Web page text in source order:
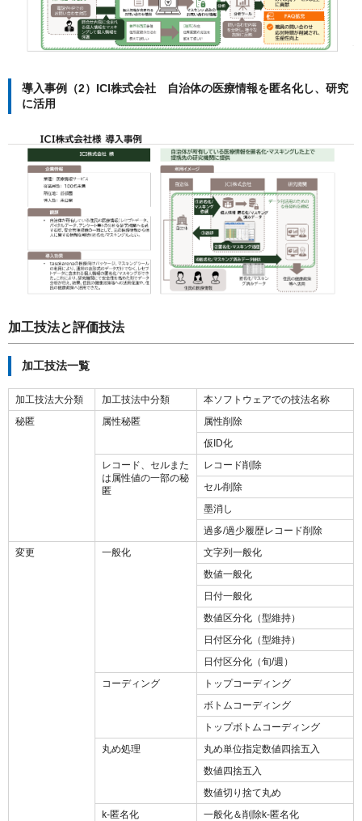
導入事例（2）ICI株式会社 自治体の医療情報を匿名化し、研究
に活用
加工技法と評価技法
加工技法一覧
加工技法大分類 加工技法中分類
本ソフトウェアでの技法名称
秘匿
属性秘匿
属性削除
仮ID化
レコード、セルまた
は属性値の一部の秘
匿
レコード削除
セル削除
墨消し
過多/過少履歴レコード削除
変更
一般化
文字列一般化
数値一般化
日付一般化
数値区分化（型維持）
日付区分化（型維持）
日付区分化（旬/週）
コーディング
トップコーディング
ボトムコーディング
トップボトムコーディング
丸め処理
丸め単位指定数値四捨五入
数値四捨五入
数値切り捨て丸め
k-匿名化
一般化＆削除k-匿名化